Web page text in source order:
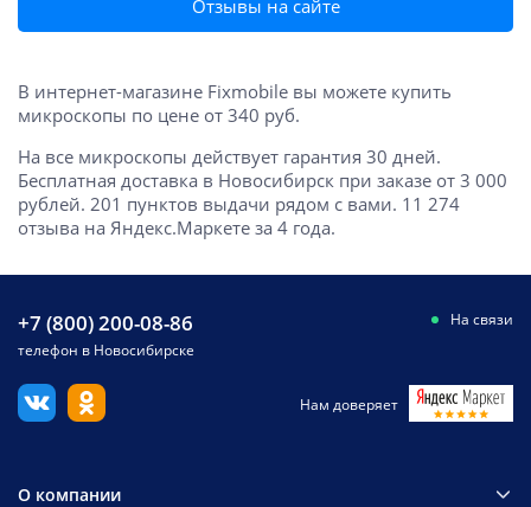
Отзывы на сайте
В интернет-магазине Fixmobile вы можете купить
микроскопы по цене от 340 руб.
На все микроскопы действует гарантия 30 дней.
Бесплатная доставка в Новосибирск при заказе от 3 000
рублей. 201 пунктов выдачи рядом с вами. 11 274
отзыва на Яндекс.Маркете за 4 года.
+7 (800) 200-08-86
телефон в Новосибирске
На связи
Нам доверяет
О компании